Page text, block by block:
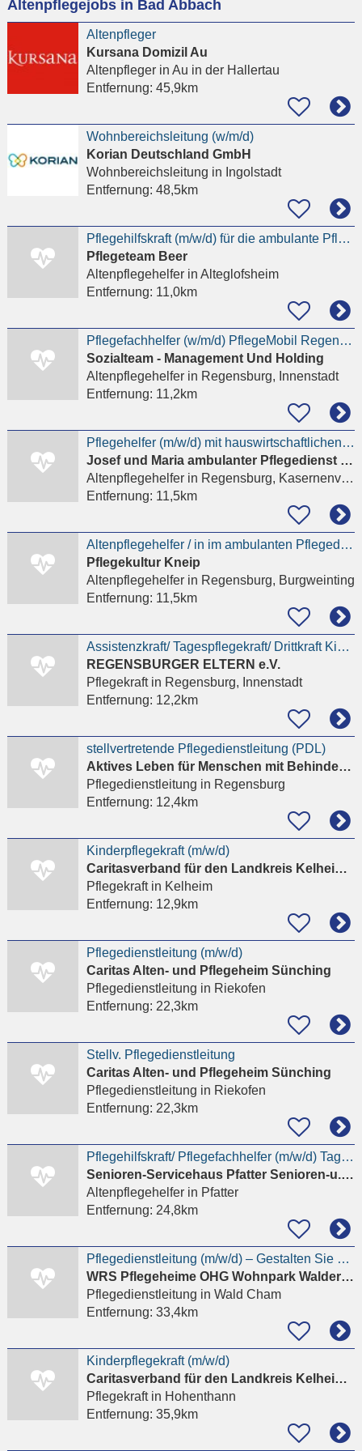
eingeben
Altenpflegejobs in Bad Abbach
Altenpfleger
Kursana Domizil Au
Altenpflegerin Au in der Hallertau
Entfernung: 45,9km
Wohnbereichsleitung (w/m/d)
Korian Deutschland GmbH
Wohnbereichsleitung in Ingolstadt
Entfernung: 48,5km
Pflegehilfskraft (m/w/d) für die ambulante Pflege
Pflegeteam Beer
Altenpflegehelferin Alteglofsheim
Entfernung: 11,0km
Pflegefachhelfer (w/m/d) PflegeMobil Regensburg
Sozialteam - Management Und Holding
Altenpflegehelferin Regensburg, Innenstadt
Entfernung: 11,2km
Pflegehelfer (m/w/d) mit hauswirtschaftlichen Tätigkeiten
Josef und Maria ambulanter Pflegedienst GmbH
Altenpflegehelferin Regensburg, Kasernenviertel
Entfernung: 11,5km
Altenpflegehelfer / in im ambulanten Pflegedienst
Pflegekultur Kneip
Altenpflegehelferin Regensburg, Burgweinting
Entfernung: 11,5km
Assistenzkraft/ Tagespflegekraft/ Drittkraft Kindergarten Nonnenplatz
REGENSBURGER ELTERN e.V.
Pflegekraftin Regensburg, Innenstadt
Entfernung: 12,2km
stellvertretende Pflegedienstleitung (PDL)
Aktives Leben für Menschen mit Behinderung e.V.
Pflegedienstleitung in Regensburg
Entfernung: 12,4km
Kinderpflegekraft (m/w/d)
Caritasverband für den Landkreis Kelheim e.V
Pflegekraftin Kelheim
Entfernung: 12,9km
Pflegedienstleitung (m/w/d)
Caritas Alten- und Pflegeheim Sünching
Pflegedienstleitung in Riekofen
Entfernung: 22,3km
Stellv. Pflegedienstleitung
Caritas Alten- und Pflegeheim Sünching
Pflegedienstleitung in Riekofen
Entfernung: 22,3km
Pflegehilfskraft/ Pflegefachhelfer (m/w/d) TagesPflege Pfatter
Senioren-Servicehaus Pfatter Senioren-u.Pflegeeinrichtungen Regensburg GmbH
Altenpflegehelferin Pfatter
Entfernung: 24,8km
Pflegedienstleitung (m/w/d) – Gestalten Sie Pflege mit Herz und Verantwortung
WRS Pflegeheime OHG Wohnpark Walder Höhe
Pflegedienstleitung in Wald Cham
Entfernung: 33,4km
Kinderpflegekraft (m/w/d)
Caritasverband für den Landkreis Kelheim e.V
Pflegekraftin Hohenthann
Entfernung: 35,9km